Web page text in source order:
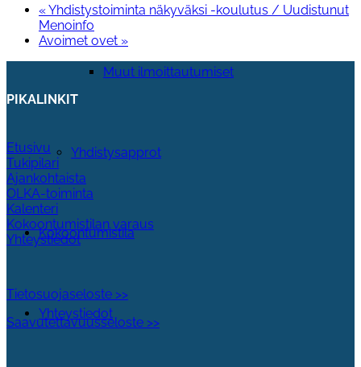
Muut ilmoittautumiset
Yhdistysapprot
Kokoontumistila
Yhteystiedot
«Yhdistystoiminta näkyväksi -koulutus / Uudistunut
Menoinfo
Avoimet ovet »
PIKALINKIT
Etusivu
Tukipilari
Ajankohtaista
OLKA-toiminta
Kalenteri
Kokoontumistilan varaus
Yhteystiedot
Tietosuojaseloste >>
Saavutettavuusseloste >>